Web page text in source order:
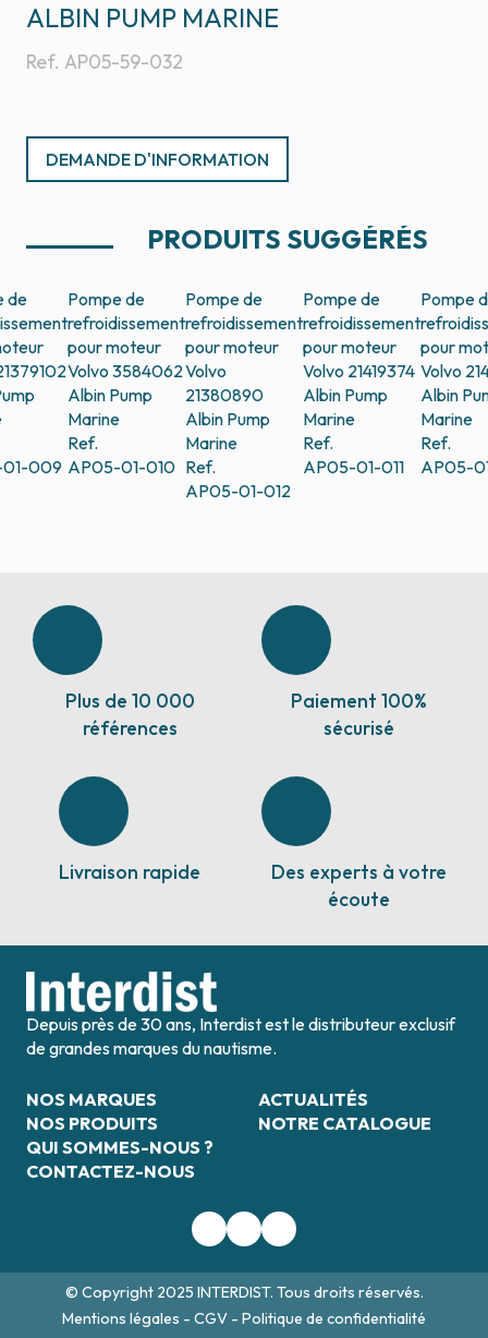
Ref. AP05-59-032
ALBIN PUMP MARINE
DEMANDE D'INFORMATION
PRODUITS SUGGÉRÉS
de
009
Pompe de
refroidissement
pour moteur
Volvo 3584062
Albin Pump
Marine
Ref.
AP05-01-010
Pompe de
refroidissement
pour moteur
Volvo
21380890
Albin Pump
Marine
Ref.
AP05-01-012
Pompe de
refroidissement
pour moteur
Volvo 21419374
Albin Pump
Marine
Ref.
AP05-01-011
Pompe
pour
Volvo
Albin
Marine
Ref.
AP05-
Plus de 10 000
références
Paiement 100%
sécurisé
Livraison rapide
Des experts à votre
écoute
Depuis près de 30 ans, Interdist est le distributeur exclusif
de grandes marques du nautisme.
NOS MARQUES
NOS PRODUITS
QUI SOMMES-NOUS ?
CONTACTEZ-NOUS
ACTUALITÉS
NOTRE CATALOGUE
© Copyright 2025 INTERDIST. Tous droits réservés.
Mentions légales - CGV - Politique de confidentialité